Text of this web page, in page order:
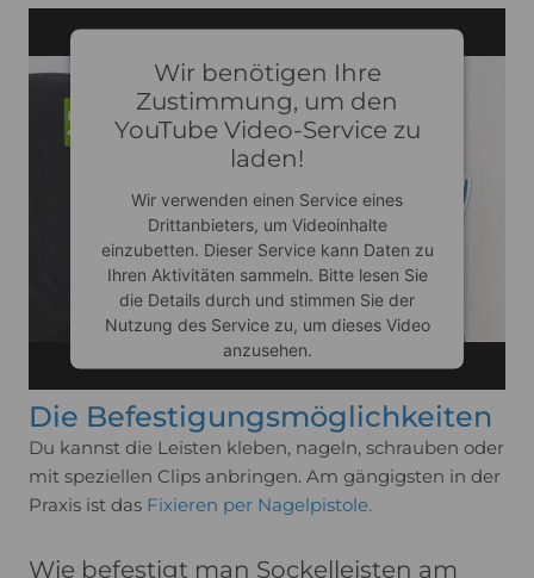
Wir benötigen Ihre
Zustimmung, um den
YouTube Video-Service zu
laden!
Wir verwenden einen Service eines
Drittanbieters, um Videoinhalte
einzubetten. Dieser Service kann Daten zu
Ihren Aktivitäten sammeln. Bitte lesen Sie
die Details durch und stimmen Sie der
Nutzung des Service zu, um dieses Video
anzusehen.
Mehr Informationen
Akzeptieren
Management Platform
Die Befestigungsmöglichkeiten
Du kannst die Leisten kleben, nageln, schrauben oder
mit speziellen Clips anbringen. Am gängigsten in der
Praxis ist das Fixieren per Nagelpistole.
Wie befestigt man Sockelleisten am